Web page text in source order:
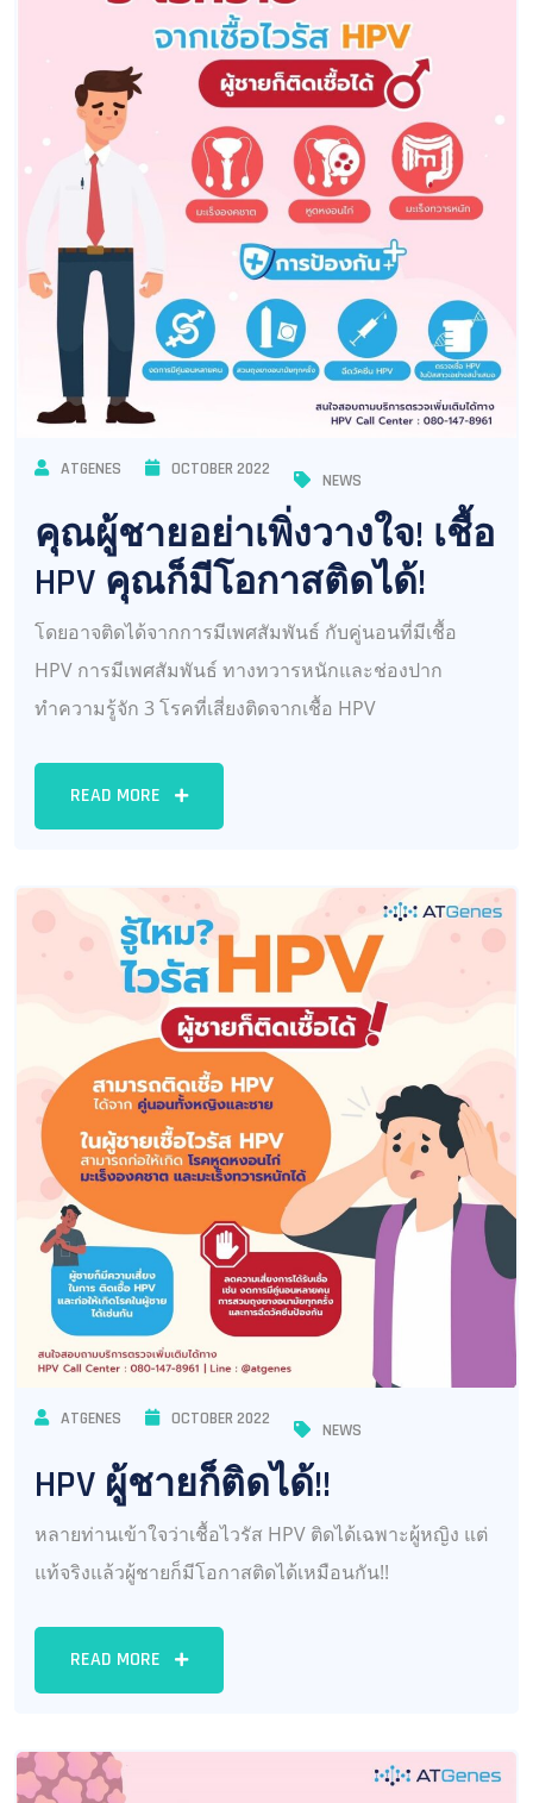
ATGENES OCTOBER 2022
NEWS
คุณผู้ชายอย่าเพิ่งวางใจ! เชื้อ
HPV คุณก็มีโอกาสติดได้!
โดยอาจติดได้จากการมีเพศสัมพันธ์ กับคู่นอนที่มีเชื้อ
HPV การมีเพศสัมพันธ์ ทางทวารหนักและช่องปาก
ทำความรู้จัก 3 โรคที่เสี่ยงติดจากเชื้อ HPV
READ MORE
ATGENES OCTOBER 2022
NEWS
HPV ผู้ชายก็ติดได้!!
หลายท่านเข้าใจว่าเชื้อไวรัส HPV ติดได้เฉพาะผู้หญิง แต่
แท้จริงแล้วผู้ชายก็มีโอกาสติดได้เหมือนกัน!!
READ MORE